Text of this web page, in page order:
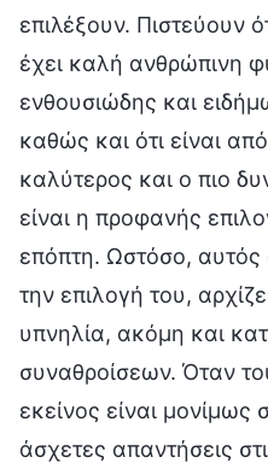
επιλέξουν. Πιστεύουν
έχει καλή ανθρώπινη
ενθουσιώδης και
καθώς και ότι είναι
καλύτερος και ο πιο
είναι η προφανής
επόπτη. Ωστόσο,
την επιλογή του,
υπνηλία, ακόμη και
συναθροίσεων. Όταν
εκείνος είναι μονίμως
άσχετες απαντήσεις